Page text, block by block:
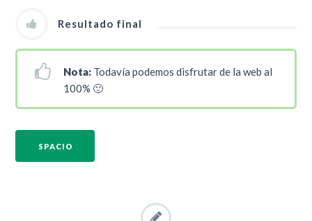
Resultado final
Nota: Todavía podemos disfrutar de la web al
100% 🙂
SPACIO